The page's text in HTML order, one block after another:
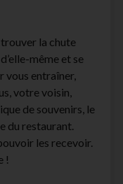
la chute
même et se
vous entraîner,
votre voisin,
de souvenirs, le
du restaurant.
les recevoir.
!